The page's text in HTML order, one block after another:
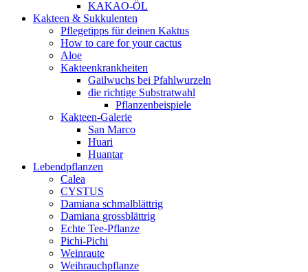
KAKAO-ÖL
Kakteen & Sukkulenten
Pflegetipps für deinen Kaktus
How to care for your cactus
Aloe
Kakteenkrankheiten
Gailwuchs bei Pfahlwurzeln
die richtige Substratwahl
Pflanzenbeispiele
Kakteen-Galerie
San Marco
Huari
Huantar
Lebendpflanzen
Calea
CYSTUS
Damiana schmalblättrig
Damiana grossblättrig
Echte Tee-Pflanze
Pichi-Pichi
Weinraute
Weihrauchpflanze